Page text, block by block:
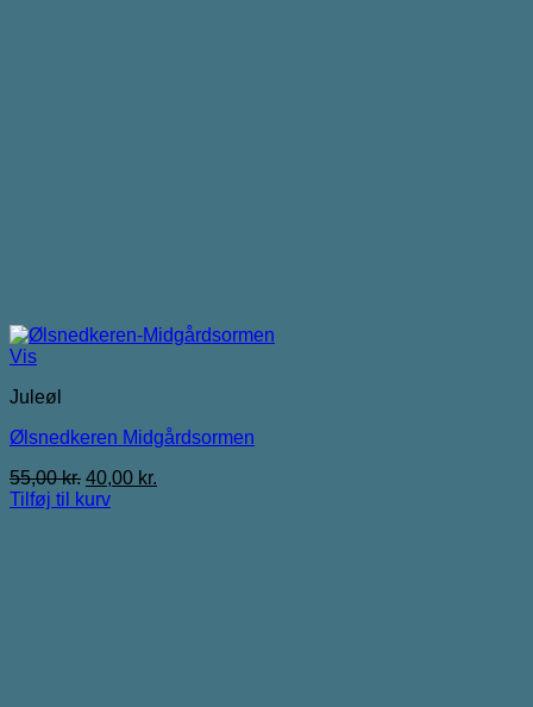
Vis
Juleøl
Ølsnedkeren Midgårdsormen
55,00kr. Den
oprindelige
40,00 kr.
Tilføj til kurv